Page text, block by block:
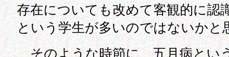
存在についても改めて客観的に認
という学生が多いのではないかと
そのような時節に、五月病とい